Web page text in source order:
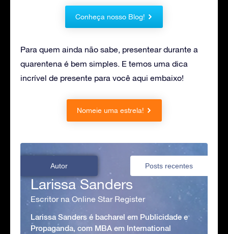
Conheça nosso Blog!
Para quem ainda não sabe, presentear durante a
quarentena é bem simples. E temos uma dica
incrível de presente para você aqui embaixo!
Nomeie uma estrela!
Autor Posts recentes
Larissa Sanders
Escritor na Online Star Register
Larissa Sanders é bacharel em Publicidade e
Propaganda, com MBA em International